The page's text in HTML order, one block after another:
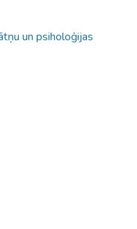
un psiholoģijas